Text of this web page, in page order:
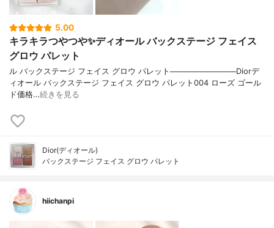
5.00
キラキラつやつや✨ディオール バックステージ フェイス
グロウ パレット
ル バックステージ フェイス グロウ パレット────────────Diorデ
ィオール バックステージ フェイス グロウ パレット004 ローズ ゴール
ド価格…続きを見る
Dior(ディオール)
バックステージ フェイス グロウ パレット
hiichanpi